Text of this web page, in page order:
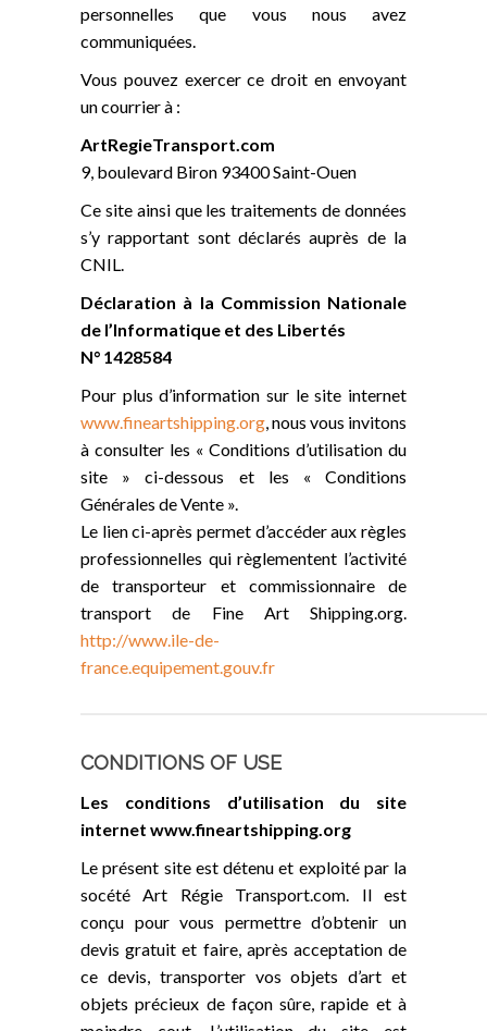
personnelles que vous nous avez
communiquées.
Vous pouvez exercer ce droit en envoyant
un courrier à :
ArtRegieTransport.com
9, boulevard Biron 93400 Saint-Ouen
Ce site ainsi que les traitements de données
s’y rapportant sont déclarés auprès de la
CNIL.
Déclaration à la Commission Nationale
de l’Informatique et des Libertés
N° 1428584
Pour plus d’information sur le site internet
www.fineartshipping.org, nous vous invitons
à consulter les « Conditions d’utilisation du
site » ci-dessous et les « Conditions
Générales de Vente ».
Le lien ci-après permet d’accéder aux règles
professionnelles qui règlementent l’activité
de transporteur et commissionnaire de
transport de Fine Art Shipping.org.
http://www.ile-de-
france.equipement.gouv.fr
CONDITIONS OF USE
Les conditions d’utilisation du site
internet www.fineartshipping.org
Le présent site est détenu et exploité par la
socété Art Régie Transport.com. Il est
conçu pour vous permettre d’obtenir un
devis gratuit et faire, après acceptation de
ce devis, transporter vos objets d’art et
objets précieux de façon sûre, rapide et à